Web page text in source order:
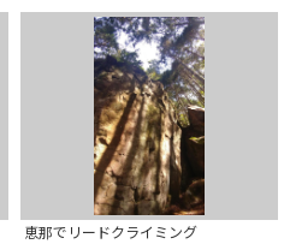
恵那でリードクライミング